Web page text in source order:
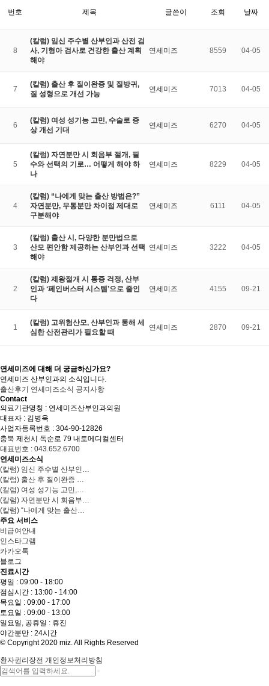
번호 제목 글쓴이 조회 날짜
8
(칼럼) 임신 주수별 산부인과 산전 검
사, 기형아 검사로 건강한 출산 계획
해야
연세미즈 8559 04-05
7
(칼럼) 출산 후 질이완증 및 질방귀,
질 성형으로 개선 가능
연세미즈 7013 04-05
6
(칼럼) 여성 성기능 고민, 수술로 증
상 개선 기대
연세미즈 6270 04-05
5
(칼럼) 자연분만 시 회음부 절개, 필
수와 선택의 기로… 어떻게 해야 하
나
연세미즈 8229 04-05
4
(칼럼) “나에게 맞는 출산 방법은?”
자연분만, 무통분만 차이점 제대로
구분해야
연세미즈 6111 04-05
3
(칼럼) 출산 시, 다양한 분만법으로
산모 편안함 제공하는 산부인과 선택
해야
연세미즈 3222 04-05
2
(칼럼) 제왕절개 시 통증 걱정, 산부
인과 ‘페인버스터 시스템’으로 줄인
다
연세미즈 4155 09-21
1
(칼럼) 고위험산모, 산부인과 통해 세
심한 산전관리가 필요할 때
연세미즈 2870 09-21
연세미즈에 대해 더 궁금하신가요?
연세미즈 산부인과의 소식입니다.
출산후기
연세미즈소식 공지사항
Contact
의료기관명칭 : 연세미즈산부인과의원
대표자 : 김병욱
사업자등록번호 : 304-90-12826
충북 제천시 독순로 79 내토메디컬센터
대표번호 : 043.652.6700
연세미즈소식
(칼럼) 임신 주수별 산부인…
(칼럼) 출산 후 질이완증 …
(칼럼) 여성 성기능 고민,…
(칼럼) 자연분만 시 회음부…
(칼럼) “나에게 맞는 출산…
주요 서비스
비급여안내
인스타그램
카카오톡
블로그
진료시간
평일 : 09:00 - 18:00
점심시간 : 13:00 - 14:00
목요일 : 09:00 - 17:00
토요일 : 09:00 - 13:00
일요일, 공휴일 : 휴진
야간분만 : 24시간
© Copyright 2020 miz. All Rights Reserved
환자권리장전 개인정보처리방침